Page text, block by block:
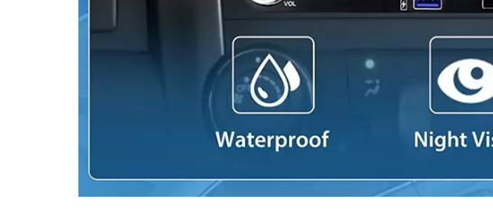
Navigatii Porsche
Navigatii Land Rover